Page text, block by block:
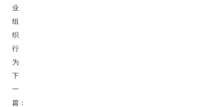
业
组
织
行
为
下
一
篇：